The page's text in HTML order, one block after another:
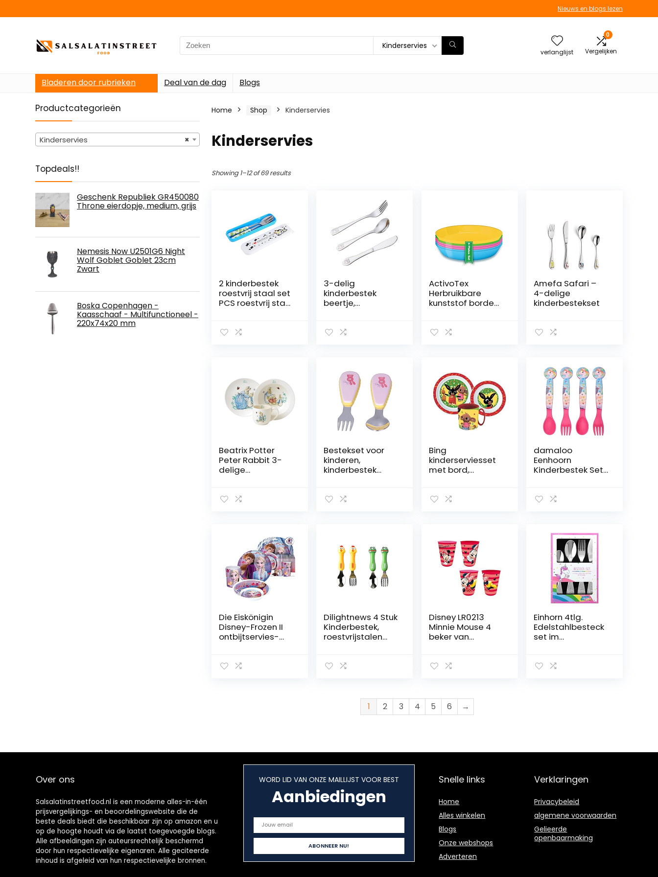
Nieuws en blogs lezen
Search
for:
Kinderservies
verlanglijst
0
Vergelijken
Bladeren door rubrieken Deal van de dag Blogs
Productcategorieën
×
Kinderservies
Topdeals!!
Geschenk Republiek GR450080
Throne eierdopje, medium, grijs
Nemesis Now U2501G6 Night
Wolf Goblet Goblet 23cm
Zwart
Boska Copenhagen -
Kaasschaaf - Multifunctioneel -
220x74x20 mm
Home Shop Kinderservies
Kinderservies
Showing 1–12 of 69 results
2 kinderbestek
roestvrij staal set
PCS roestvrij staal
servies met doos
3-delig
kinderbestek
beertje,
roestvrij staal
bestek cadeau
voor kinderen
meisjes jongens
ActivoTex
Herbruikbare
kunststof borden
servies van hard
ndig, voor
kinderen en
volwassenen,
kleurrijk servies
(levendig)
Amefa Safari –
4-delige
kinderbestekset
Beatrix Potter
Peter Rabbit 3-
delige
x 0,1 x 1,85 cm
Bestekset voor
kinderen,
kinderbestek
isolatiefunctie
Bing
kinderserviesset
met bord,
damaloo
Eenhoorn
Kinderbestek Set
voor Kinderen,
Plastic Bestek
voor Baby’s en
Kinderen
Die Eiskönigin
Disney-Frozen II
ontbijtservies-
beker
Dilightnews 4 Stuk
Kinderbestek,
roestvrijstalen
met doos, voor
Disney LR0213
Minnie Mouse 4
beker van
Einhorn 4tlg.
Edelstahlbesteck
set im
1 2 3 4 5 6 →
Over ons
Salsalatinstreetfood.nl is een moderne alles-in-één
prijsvergelijkings- en beoordelingswebsite die de
beste deals biedt die beschikbaar zijn op amazon en u
op de hoogte houdt via de laatst toegevoegde blogs.
Alle afbeeldingen zijn auteursrechtelijk beschermd
door hun respectievelijke eigenaren. Alle geciteerde
inhoud is afgeleid van hun respectievelijke bronnen.
WORD LID VAN ONZE MAILLIJST VOOR BEST
Aanbiedingen
Snelle links
Home
Alles winkelen
Blogs
Onze webshops
Adverteren
Verklaringen
Privacybeleid
algemene voorwaarden
Gelieerde
openbaarmaking